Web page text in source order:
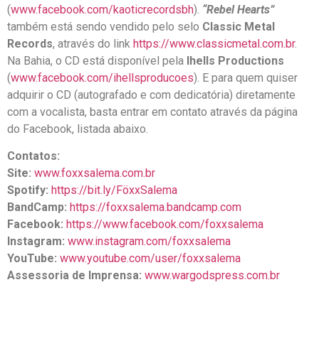
(www.facebook.com/kaoticrecordsbh). “Rebel Hearts”
também está sendo vendido pelo selo Classic Metal
Records, através do link https://www.classicmetal.com.br.
Na Bahia, o CD está disponível pela Ihells Productions
(www.facebook.com/ihellsproducoes). E para quem quiser
adquirir o CD (autografado e com dedicatória) diretamente
com a vocalista, basta entrar em contato através da página
do Facebook, listada abaixo.
Contatos:
Site: www.foxxsalema.com.br
Spotify: https://bit.ly/FöxxSalema
BandCamp: https://foxxsalema.bandcamp.com
Facebook: https://www.facebook.com/foxxsalema
Instagram: www.instagram.com/foxxsalema
YouTube: www.youtube.com/user/foxxsalema
Assessoria de Imprensa: www.wargodspress.com.br